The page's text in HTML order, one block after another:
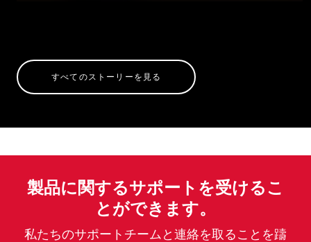
すべてのストーリーを見る
製品に関するサポートを受けるこ
とができます。
私たちのサポートチームと連絡を取ることを躊